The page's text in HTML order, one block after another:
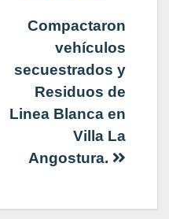
Compactaron
vehículos
secuestrados y
Residuos de
Linea Blanca en
Villa La
Angostura.